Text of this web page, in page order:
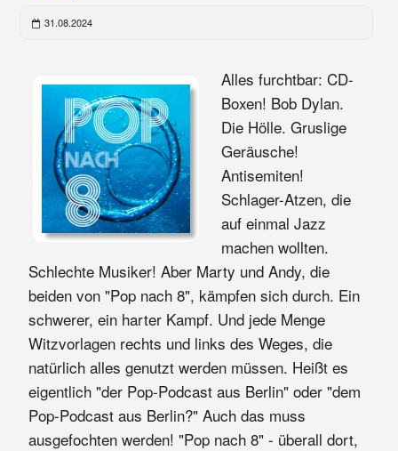
31.08.2024
Alles furchtbar: CD-
Boxen! Bob Dylan.
Die Hölle. Gruslige
Geräusche!
Antisemiten!
Schlager-Atzen, die
auf einmal Jazz
machen wollten.
Schlechte Musiker! Aber Marty und Andy, die
beiden von "Pop nach 8", kämpfen sich durch. Ein
schwerer, ein harter Kampf. Und jede Menge
Witzvorlagen rechts und links des Weges, die
natürlich alles genutzt werden müssen. Heißt es
eigentlich "der Pop-Podcast aus Berlin" oder "dem
Pop-Podcast aus Berlin?" Auch das muss
ausgefochten werden! "Pop nach 8" - überall dort,